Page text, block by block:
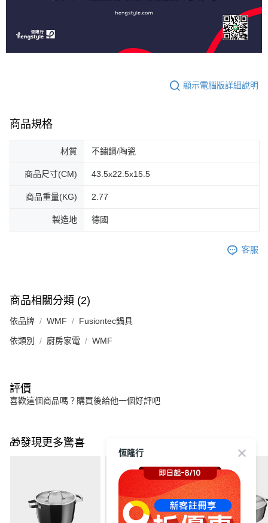
顯示電腦版詳細說明
商品規格
材質 不鏽鋼/陶瓷
商品尺寸(CM) 43.5x22.5x15.5
商品重量(KG) 2.77
製造地 德國
客服
商品相關分類 (2)
依品牌 WMF Fusiontec鍋具
依類別 廚房家電 WMF
評價
喜歡這個商品嗎？購買後給他一個好評吧
🎁發現更多驚喜
恆隆行